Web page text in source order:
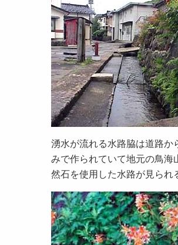
湧水が流れる水路脇は道路か
みで作られていて地元の鳥海
然石を使用した水路が見られ